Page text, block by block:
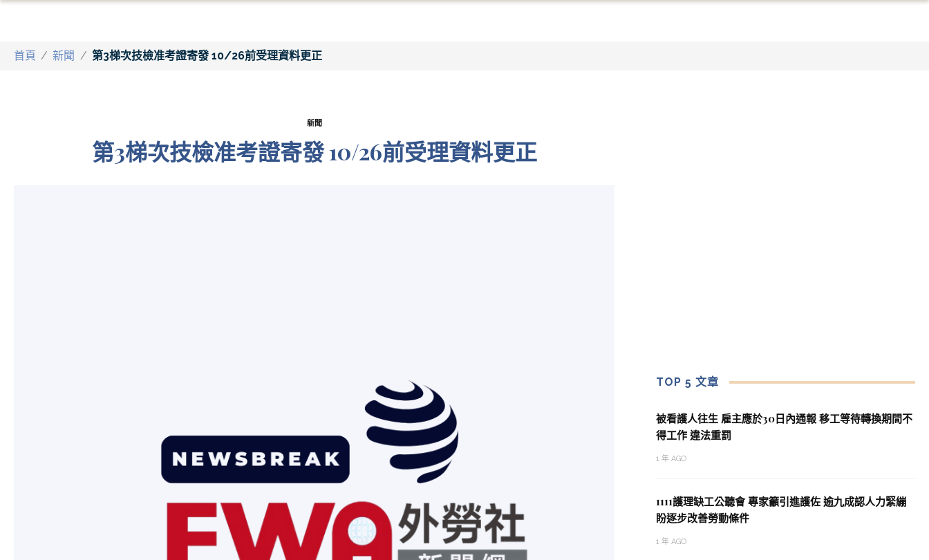
首頁 / 新聞 / 第3梯次技檢准考證寄發 10/26前受理資料更正
新聞
第3梯次技檢准考證寄發 10/26前受理資料更正
TOP 5 文章
被看護人往生 雇主應於30日內通報 移工等待轉換期間不
得工作 違法重罰
1 年 AGO
1111護理缺工公聽會 專家籲引進護佐 逾九成認人力緊繃
盼逐步改善勞動條件
1 年 AGO